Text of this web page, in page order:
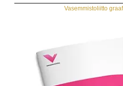
Vasemmistoliitto